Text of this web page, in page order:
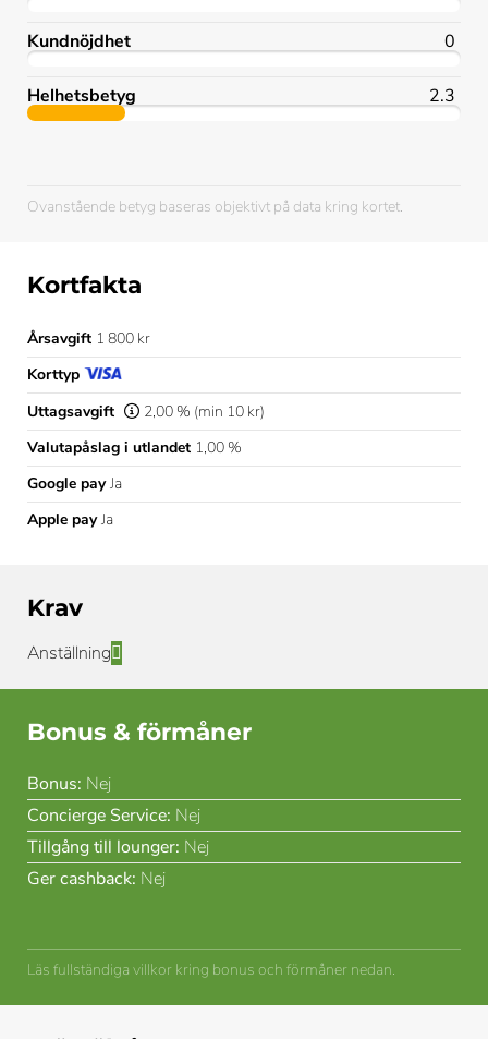
Kundnöjdhet 0
Helhetsbetyg 2.3
Ovanstående betyg baseras objektivt på data kring kortet.
Kortfakta
Årsavgift 1 800 kr
Korttyp
Uttagsavgift
2,00 % (min 10 kr)
Valutapåslag i utlandet 1,00 %
Google payJa
Apple payJa
Krav
Anställning
Bonus & förmåner
Bonus: Nej
Concierge Service: Nej
Tillgång till lounger: Nej
Ger cashback: Nej
Läs fullständiga villkor kring bonus och förmåner nedan.